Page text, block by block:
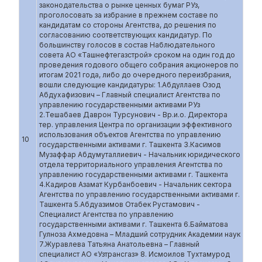
10
законодательства о рынке ценных бумаг РУз,
проголосовать за избрание в прежнем составе по
кандидатам со стороны Агентства, до решения по
согласованию соответствующих кандидатур. По
большинству голосов в состав Наблюдательного
совета АО «Ташнефтегазстрой» сроком на один год до
проведения годового общего собрания акционеров по
итогам 2021 года, либо до очередного переизбрания,
вошли следующие кандидатуры: 1.Абдуллаев Озод
Абдухафизович – Главный специалист Агентства по
управлению государственными активами РУз
2.Тешабаев Даврон Турсунович - Вр.и.о. Директора
тер. управления Центра по организации эффективного
использования объектов Агентства по управлению
государственными активами г. Ташкента 3.Касимов
Музаффар Абдумуталлиевич - Начальник юридического
отдела территориального управления Агентства по
управлению государственными активами г. Ташкента
4.Кадиров Азамат Курбанбоевич - Начальник сектора
Агентства по управлению государственными активами г.
Ташкента 5.Абдуазимов Отабек Рустамович -
Специалист Агентства по управлению
государственными активами г. Ташкента 6.Байматова
Гулноза Ахмедовна – Младший сотрудник Академии наук
7.Журавлева Татьяна Анатольевна – Главный
специалист АО «Узтрансгаз» 8. Исмоилов Тухтамурод